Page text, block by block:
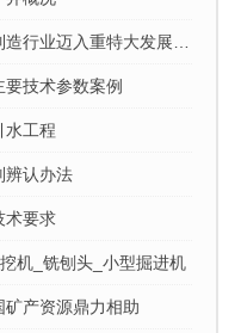
行业迈入重特大发展趋
技术参数案例
水工程
辨认办法
术要求
机_铣刨头_小型掘进机
矿产资源鼎力相助